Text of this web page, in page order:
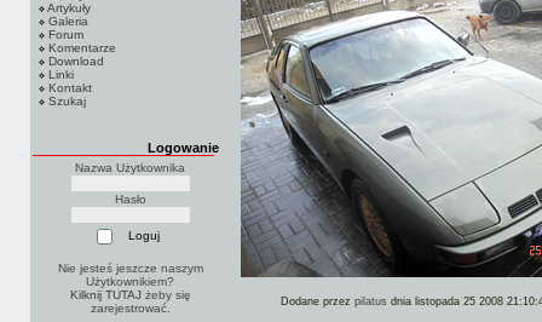
Artykuły
Galeria
Forum
Komentarze
Download
Linki
Kontakt
Szukaj
Logowanie
Nazwa Użytkownika
Hasło
Nie jesteś jeszcze naszym
Użytkownikiem?
Kilknij TUTAJżeby się
zarejestrować.
Dodane przez pilatus dnia listopada 25 2008